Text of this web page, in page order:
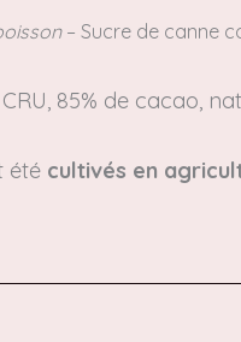
– Sucre de canne
CRU, 85% de cacao,
été cultivés en